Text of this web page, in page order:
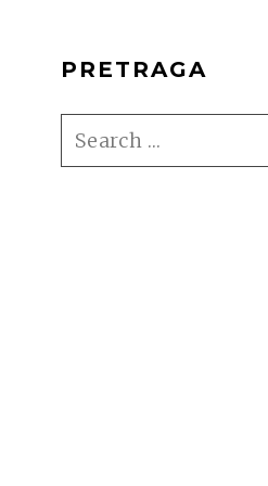
PRETRAGA
SEARCH
FOR: